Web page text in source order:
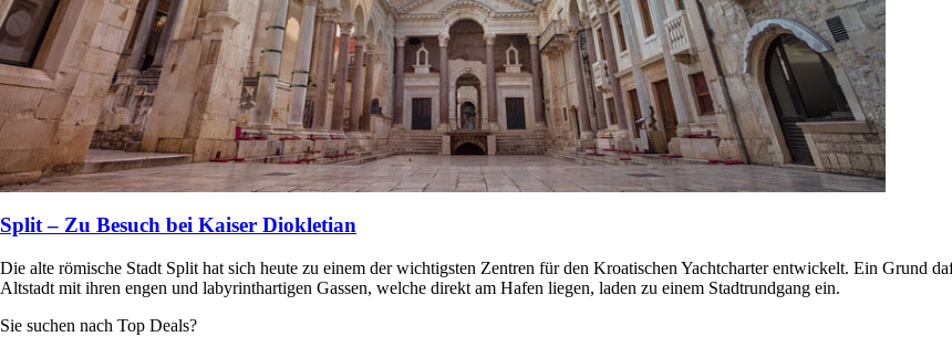
Split – Zu Besuch bei Kaiser Diokletian
Die alte römische Stadt Split hat sich heute zu einem der wichtigsten Zentren für den Kroatischen Yachtcharter entwickelt. Ein Grund
Altstadt mit ihren engen und labyrinthartigen Gassen, welche direkt am Hafen liegen, laden zu einem Stadtrundgang ein.
Sie suchen nach Top Deals?